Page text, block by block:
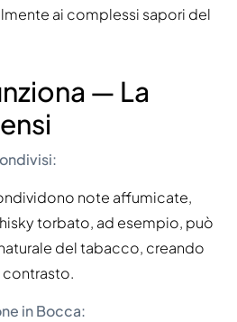
ai complessi sapori del
— La
note affumicate,
torbato, ad esempio, può
del tabacco, creando
in Bocca: